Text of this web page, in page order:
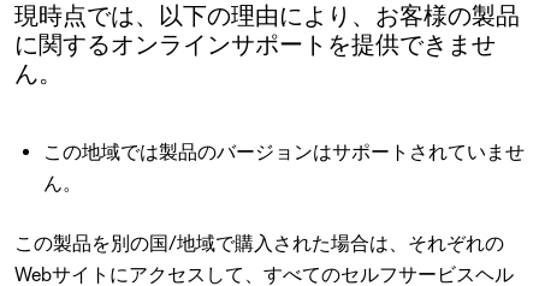
現時点では、以下の理由により、お客様の製品
に関するオンラインサポートを提供できませ
ん。
この地域では製品のバージョンはサポートされていませ
ん。
この製品を別の国/地域で購入された場合は、それぞれの
Webサイトにアクセスして、すべてのセルフサービスヘル